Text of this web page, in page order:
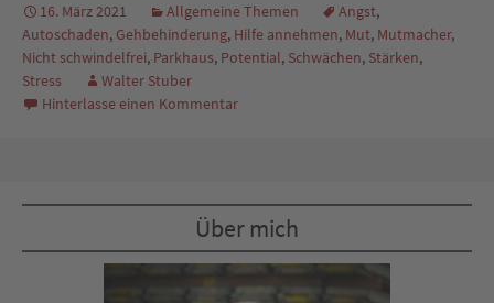
16. März 2021 Allgemeine Themen Angst,
Autoschaden, Gehbehinderung, Hilfe annehmen, Mut, Mutmacher,
Nicht schwindelfrei, Parkhaus, Potential, Schwächen, Stärken,
Stress
Walter Stuber
Hinterlasse einen Kommentar
Über mich